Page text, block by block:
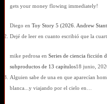
gets your money flowing immediately!
Diego en Toy Story 5 (2026. Andrew
Dejé de leer en cuanto escribió que la
mike pedrosa en Series de ciencia ficción
subproductos de 13 capítulos18 junio,
Alguien sabe de una en que aparecían
blanca...y viajando por el cielo en…